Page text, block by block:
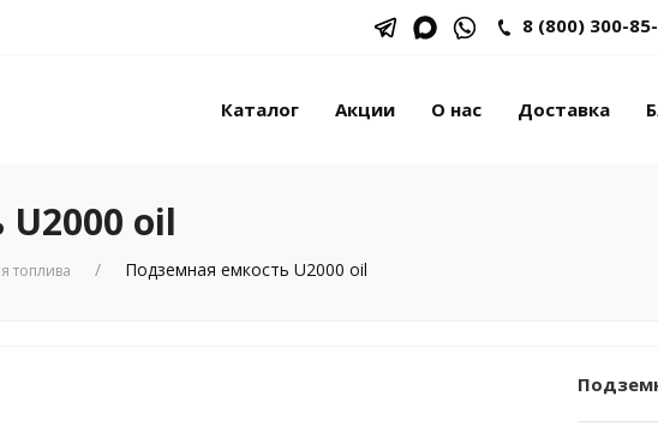
8 (800) 300-
Каталог Акции О нас Доставка
oil
топлива Подземная емкость U2000 oil